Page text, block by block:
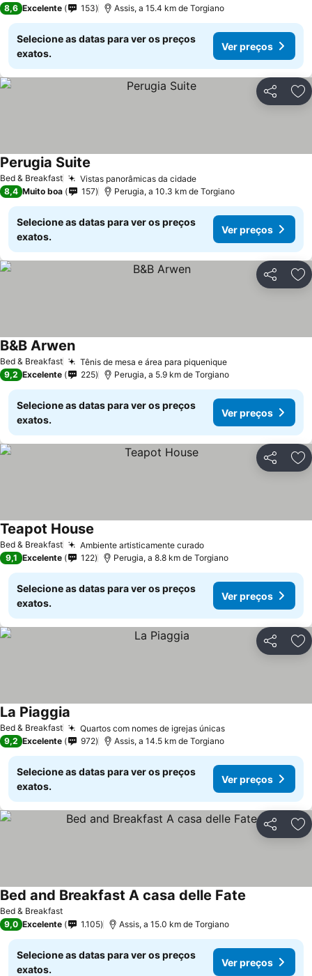
8,6 Excelente 153 Assis, a 15.4 km de Torgiano
Selecione as datas para ver os preços
exatos.
Ver preços
Partilhar
Bed & Breakfast Vistas panorâmicas da cidade
Perugia Suite
8,4 Muito boa 157 Perugia, a 10.3 km de Torgiano
Selecione as datas para ver os preços
exatos.
Ver preços
Partilhar
Bed & Breakfast Tênis de mesa e área para piquenique
B&B Arwen
9,2 Excelente 225 Perugia, a 5.9 km de Torgiano
Selecione as datas para ver os preços
exatos.
Ver preços
Partilhar
Bed & Breakfast Ambiente artisticamente curado
Teapot House
9,1 Excelente 122 Perugia, a 8.8 km de Torgiano
Selecione as datas para ver os preços
exatos.
Ver preços
Partilhar
Bed & Breakfast Quartos com nomes de igrejas únicas
La Piaggia
9,2 Excelente 972 Assis, a 14.5 km de Torgiano
Selecione as datas para ver os preços
exatos.
Ver preços
Partilhar
Bed & Breakfast
Bed and Breakfast A casa delle Fate
9,0 Excelente 1.105 Assis, a 15.0 km de Torgiano
Selecione as datas para ver os preços
exatos.
Ver preços